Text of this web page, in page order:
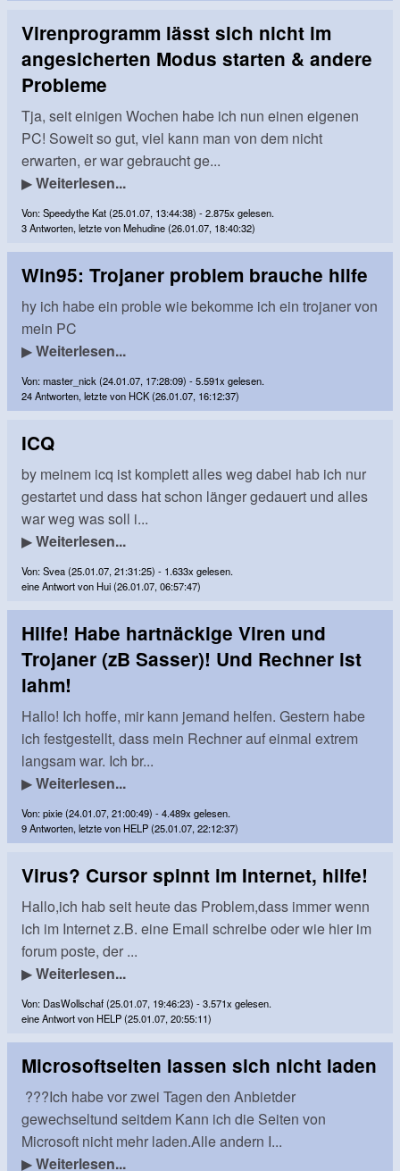
Virenprogramm lässt sich nicht im
angesicherten Modus starten & andere
Probleme
Tja, seit einigen Wochen habe ich nun einen eigenen
PC! Soweit so gut, viel kann man von dem nicht
erwarten, er war gebraucht ge...
▶Weiterlesen...
Von: Speedythe Kat (25.01.07, 13:44:38) - 2.875x gelesen.
3 Antworten, letzte von Mehudine (26.01.07, 18:40:32)
Win95: Trojaner problem brauche hilfe
hy ich habe ein proble wie bekomme ich ein trojaner von
mein PC
▶Weiterlesen...
Von: master_nick (24.01.07, 17:28:09) - 5.591x gelesen.
24 Antworten, letzte von HCK (26.01.07, 16:12:37)
ICQ
by meinem icq ist komplett alles weg dabei hab ich nur
gestartet und dass hat schon länger gedauert und alles
war weg was soll i...
▶Weiterlesen...
Von: Svea (25.01.07, 21:31:25) - 1.633x gelesen.
eine Antwort von Hui (26.01.07, 06:57:47)
Hilfe! Habe hartnäckige Viren und
Trojaner (zB Sasser)! Und Rechner ist
lahm!
Hallo! Ich hoffe, mir kann jemand helfen. Gestern habe
ich festgestellt, dass mein Rechner auf einmal extrem
langsam war. Ich br...
▶Weiterlesen...
Von: pixie (24.01.07, 21:00:49) - 4.489x gelesen.
9 Antworten, letzte von HELP (25.01.07, 22:12:37)
Virus? Cursor spinnt im Internet, hilfe!
Hallo,ich hab seit heute das Problem,dass immer wenn
ich im Internet z.B. eine Email schreibe oder wie hier im
forum poste, der ...
▶Weiterlesen...
Von: DasWollschaf (25.01.07, 19:46:23) - 3.571x gelesen.
eine Antwort von HELP (25.01.07, 20:55:11)
Microsoftseiten lassen sich nicht laden
???Ich habe vor zwei Tagen den Anbietder
gewechseltund seitdem Kann ich die Seiten von
Microsoft nicht mehr laden.Alle andern I...
▶Weiterlesen...